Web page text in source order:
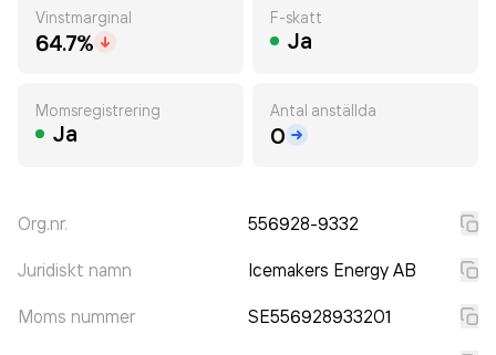
Vinstmarginal
64.7%
F-skatt
Ja
Momsregistrering
Ja
Antal anställda
0
Org.nr. 556928-9332
Juridiskt namn Icemakers Energy AB
Moms nummer SE556928933201